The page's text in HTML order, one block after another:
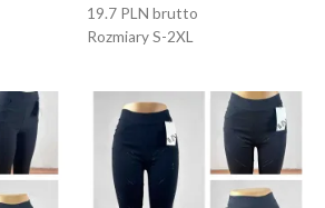
19.7 PLN brutto
Rozmiary S-2XL